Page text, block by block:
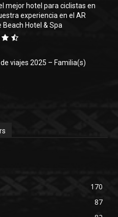
mejor hotel para ciclistas en
experiencia en el AR
Beach Hotel & Spa
viajes 2025 – Familia(s)
170
87